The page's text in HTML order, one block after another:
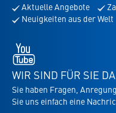
für
den
Aktuelle Angebote
Neuigkeiten aus der Welt
öffnet
neuem
Tab
WIR SIND FÜR SIE
Sie haben Fragen,
Sie uns einfach eine